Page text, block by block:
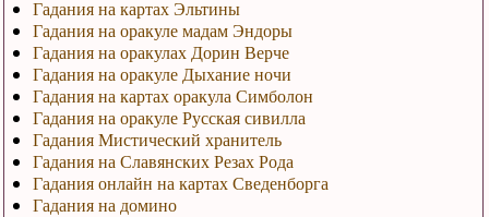
Гадания на картах Эльтины
Гадания на оракуле мадам Эндоры
Гадания на оракулах Дорин Верче
Гадания на оракуле Дыхание ночи
Гадания на картах оракула Симболон
Гадания на оракуле Русская сивилла
Гадания Мистический хранитель
Гадания на Славянских Резах Рода
Гадания онлайн на картах Сведенборга
Гадания на домино